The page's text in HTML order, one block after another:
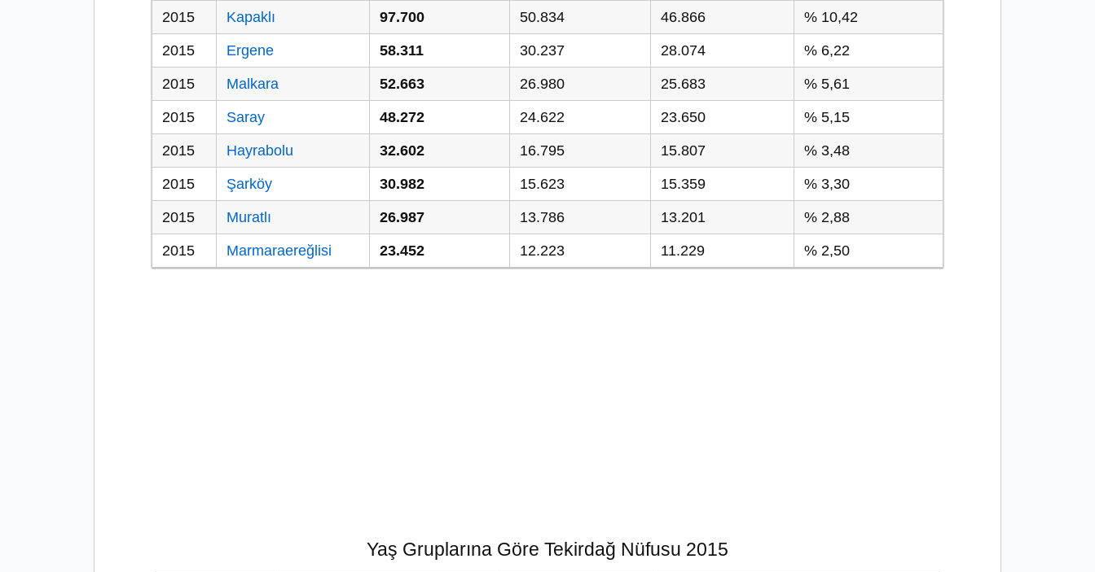
2015 Kapaklı 97.700 50.834 46.866 % 10,42
2015 Ergene 58.311 30.237 28.074 % 6,22
2015 Malkara 52.663 26.980 25.683 % 5,61
2015 Saray 48.272 24.622 23.650 % 5,15
2015 Hayrabolu 32.602 16.795 15.807 % 3,48
2015 Şarköy 30.982 15.623 15.359 % 3,30
2015 Muratlı 26.987 13.786 13.201 % 2,88
2015 Marmaraereğlisi 23.452 12.223 11.229 % 2,50
Yaş Gruplarına Göre Tekirdağ Nüfusu 2015